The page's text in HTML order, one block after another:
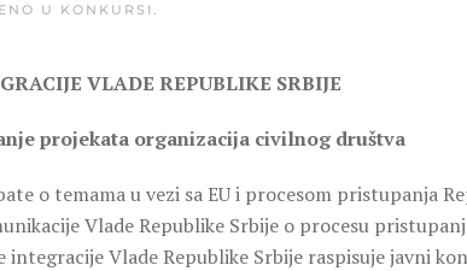
U KONKURSI .
VLADE REPUBLIKE SRBIJE
projekata organizacija civilnog društva
o temama u vezi sa EU i procesom pristupanja
Vlade Republike Srbije o procesu
integracije Vlade Republike Srbije raspisuje javni